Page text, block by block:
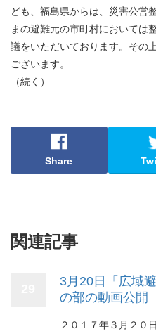
ども、福島県からは、災害公
まの避難元の市町村においては
議をいただいております。その
ございます。
（続く）
Share
関連記事
3月20日「広域
の部の動画公開
２０１７年３月２０